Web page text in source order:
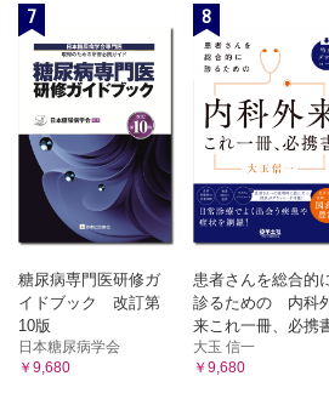
シーン1 ロルノキシカム（NSAIDs）によ
シーン2 抗菌薬多剤併用によるC.difficile
シーン3 H.pylori除菌薬による出血性大
シーン4 アモキシシリン（β-ラクタム系
疑われた！
10 神経・精神障害アセスメント
・薬剤による神経・精神の障害の症状と
・神経障害アセスメントの基本
・精神障害アセスメントの基本
シーン1 ハロペリドール（抗精神病薬）
シーン2 ビンブラスチン（ビンカアルカ
た！
シーン3 メチルフェニデート徐放錠（精
眠が疑われた！
シーン4 5-FU（抗がん薬）による白質脳
シーン3 ファモチジン（H2遮断薬）
れた！
シーン4 ジクロフェナク（NSAIDs
われた！
シーン5 セフタジジム（β-ラクタム
減少が疑われた！
シーン6 アナストロゾール（アロマ
血管系イベントが疑われた！─D
4 循環器障害アセスメント
・不整脈
・高血圧
シーン1 ジゴキシン（強心配糖体）
た！
シーン2 ピオグリタゾン（チアゾリ
7
糖尿病専門医研修ガ
イドブック 改訂第
10版
日本糖尿病学会
￥9,680
8
患者さんを総合的
診るための 内科
来これ一冊、必携
大玉 信一
￥9,680